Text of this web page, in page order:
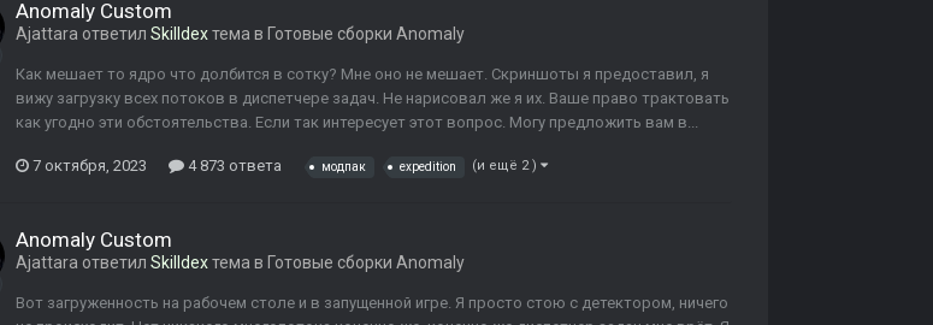
Anomaly Custom
Ajattara ответил Skilldexтема в Готовые сборки Anomaly
Как мешает то ядро что долбится в сотку? Мне оно не мешает. Скриншоты я предоставил, я
вижу загрузку всех потоков в диспетчере задач. Не нарисовал же я их. Ваше право трактовать
как угодно эти обстоятельства. Если так интересует этот вопрос. Могу предложить вам в...
7 октября, 2023 4 873 ответа модпак expedition (и ещё 2 )
Anomaly Custom
Ajattara ответил Skilldexтема в Готовые сборки Anomaly
Вот загруженность на рабочем столе и в запущенной игре. Я просто стою с детектором, ничего